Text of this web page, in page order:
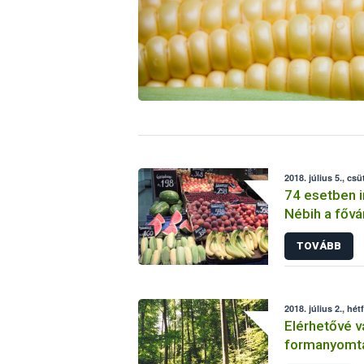
2018. július 5.,
74 esetben
Nébih a
TOVÁBB
2018. július 2.,
Elérhetővé